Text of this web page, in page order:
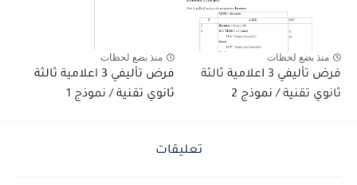
منذ بضع لحظات
فرض تأليفي 3 اعلامية ثالثة
ثانوي تقنية / نموذج 2
منذ بضع لحظات
فرض تأليفي 3 اعلامية ثالثة
ثانوي تقنية / نموذج 1
تعليقات